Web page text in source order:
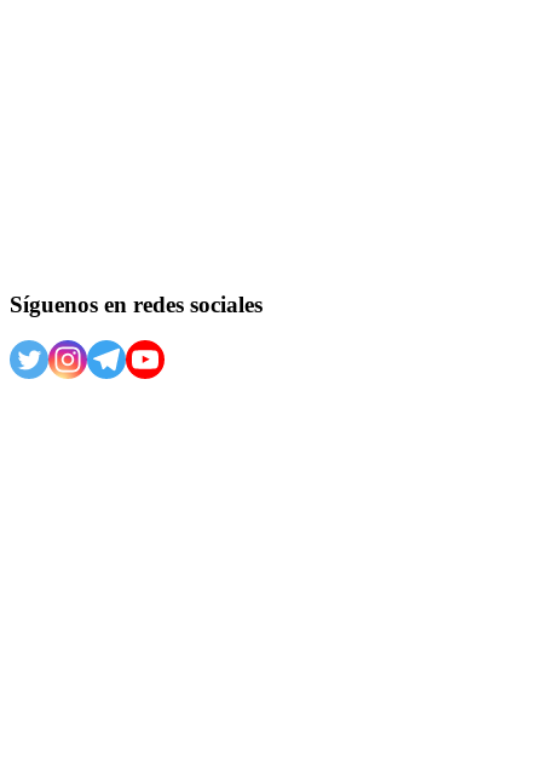
Síguenos en redes sociales